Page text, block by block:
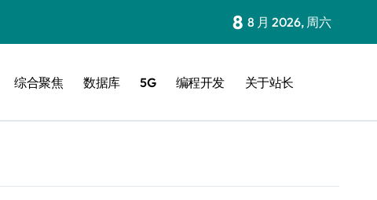
8 8 月 2026, 周六
综合聚焦 数据库 5G 编程开发 关于站长